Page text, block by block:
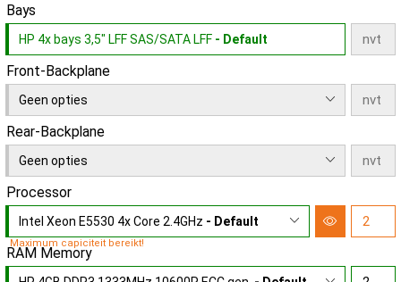
Bays
HP 4x bays 3,5" LFF SAS/SATA LFF - Default
Front-Backplane
Geen opties
Rear-Backplane
Geen opties
Processor
Intel Xeon E5530 4x Core 2.4GHz - Default
Maximum capiciteit bereikt!
RAM Memory